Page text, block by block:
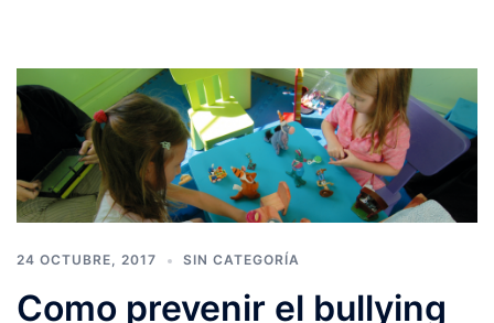
24 OCTUBRE, 2017 SIN CATEGORÍA
Como prevenir el bullying